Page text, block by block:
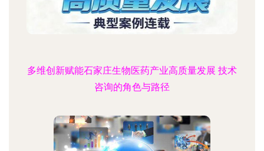
多维创新赋能石家庄生物医药产业高质量发展 技术
咨询的角色与路径